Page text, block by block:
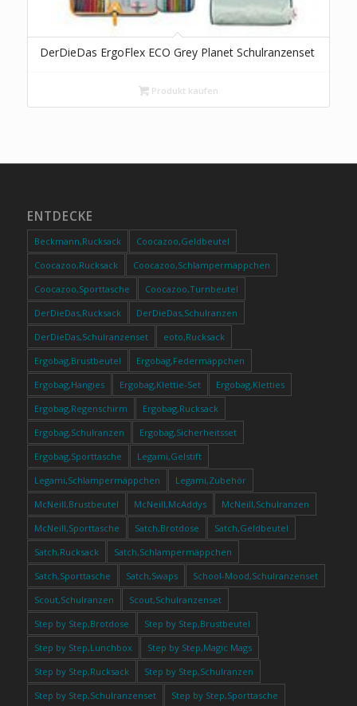
DerDieDas ErgoFlex ECO Grey Planet Schulranzenset
Produkt kaufen
ENTDECKE
Beckmann,Rucksack
Coocazoo,Geldbeutel
Coocazoo,Rucksack
Coocazoo,Schlampermäppchen
Coocazoo,Sporttasche
Coocazoo,Turnbeutel
DerDieDas,Rucksack
DerDieDas,Schulranzen
DerDieDas,Schulranzenset
eoto,Rucksack
Ergobag,Brustbeutel
Ergobag,Federmäppchen
Ergobag,Hangies
Ergobag,Klettie-Set
Ergobag,Kletties
Ergobag,Regenschirm
Ergobag,Rucksack
Ergobag,Schulranzen
Ergobag,Sicherheitsset
Ergobag,Sporttasche
Legami,Gelstift
Legami,Schlampermäppchen
Legami,Zubehör
McNeill,Brustbeutel
McNeill,McAddys
McNeill,Schulranzen
McNeill,Sporttasche
Satch,Brotdose
Satch,Geldbeutel
Satch,Rucksack
Satch,Schlampermäppchen
Satch,Sporttasche
Satch,Swaps
School-Mood,Schulranzenset
Scout,Schulranzen
Scout,Schulranzenset
Step by Step,Brotdose
Step by Step,Brustbeutel
Step by Step,Lunchbox
Step by Step,Magic Mags
Step by Step,Rucksack
Step by Step,Schulranzen
Step by Step,Schulranzenset
Step by Step,Sporttasche